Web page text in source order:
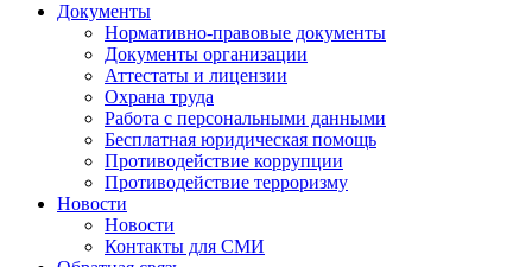
Документы
Нормативно-правовые документы
Документы организации
Аттестаты и лицензии
Охрана труда
Работа с персональными данными
Бесплатная юридическая помощь
Противодействие коррупции
Противодействие терроризму
Новости
Новости
Контакты для СМИ